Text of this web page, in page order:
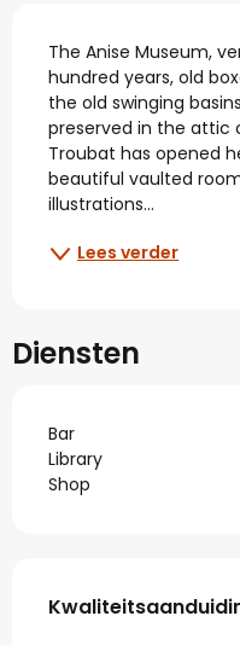
The Anise Museum,
hundred years, old
the old swinging
preserved in the attic
Troubat has opened
beautiful vaulted
illustrations...
Lees verder
Diensten
Bar
Library
Shop